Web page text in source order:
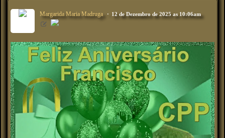
Margarida Maria Madruga 12 de Dezembro de 2025 as 10:06am